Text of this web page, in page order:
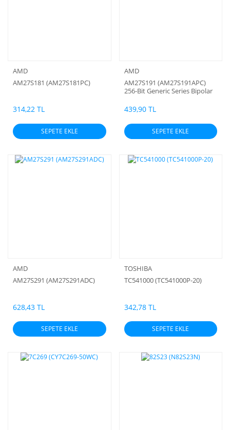
AMD
AM27S181 (AM27S181PC)
314,22 TL
SEPETE EKLE
AMD
AM27S191 (AM27S191APC)
256-Bit Generic Series Bipolar
439,90 TL
SEPETE EKLE
AMD
AM27S291 (AM27S291ADC)
628,43 TL
SEPETE EKLE
TOSHIBA
TC541000 (TC541000P-20)
342,78 TL
SEPETE EKLE